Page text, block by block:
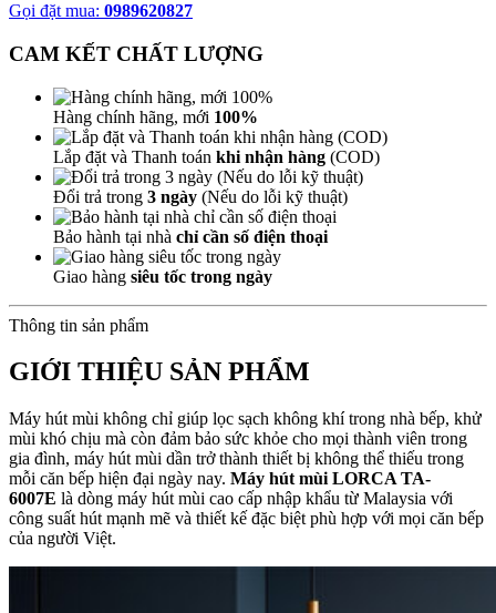
Gọi đặt mua: 0989620827
CAM KẾT CHẤT LƯỢNG
Hàng chính hãng, mới 100%
Lắp đặt và Thanh toán khi nhận hàng (COD)
Đổi trả trong 3 ngày (Nếu do lỗi kỹ thuật)
Bảo hành tại nhà chỉ cần số điện thoại
Giao hàng siêu tốc trong ngày
Thông tin sản phẩm
GIỚI THIỆU SẢN PHẨM
Máy hút mùi không chỉ giúp lọc sạch không khí trong nhà bếp, khử
mùi khó chịu mà còn đảm bảo sức khỏe cho mọi thành viên trong
gia đình, máy hút mùi dần trở thành thiết bị không thể thiếu trong
mỗi căn bếp hiện đại ngày nay. Máy hút mùi LORCA TA-
6007E là dòng máy hút mùi cao cấp nhập khẩu từ Malaysia với
công suất hút mạnh mẽ và thiết kế đặc biệt phù hợp với mọi căn bếp
của người Việt.